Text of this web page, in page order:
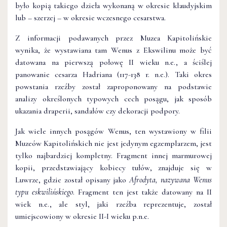
było kopią takiego dzieła wykonaną w okresie klaudyjskim
lub – szerzej – w okresie wczesnego cesarstwa.
Z informacji podawanych przez Muzea Kapitolińskie
wynika, że wystawiana tam Wenus z Ekswilinu może być
datowana na pierwszą połowę II wieku n.e., a ściślej
panowanie cesarza Hadriana (117-138 r. n.e.). Taki okres
powstania rzeźby został zaproponowany na podstawie
analizy określonych typowych cech posągu, jak sposób
ukazania draperii, sandałów czy dekoracji podpory.
Jak wiele innych posągów Wenus, ten wystawiony w filii
Muzeów Kapitolińskich nie jest jedynym egzemplarzem, jest
tylko najbardziej kompletny. Fragment innej marmurowej
kopii, przedstawiający kobiecy tułów, znajduje się w
Luwrze, gdzie został opisany jakoAfrodyta, nazywana Wenus
typu eskwilińskiego. Fragment ten jest także datowany na II
wiek n.e., ale styl, jaki rzeźba reprezentuje, został
umiejscowiony w okresie II-I wieku p.n.e.